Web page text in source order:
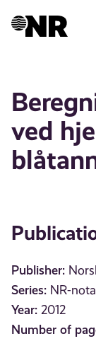
ved
Publisher:
Series: NR-
Year: 2012
Number of